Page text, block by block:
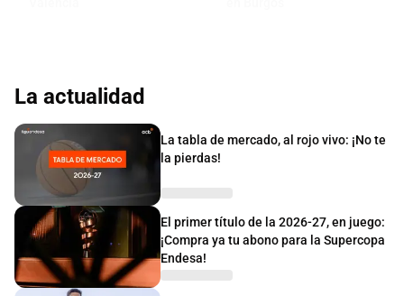
La actualidad
La tabla de mercado, al rojo vivo: ¡No te
la pierdas!
El primer título de la 2026-27, en juego:
¡Compra ya tu abono para la Supercopa
Endesa!